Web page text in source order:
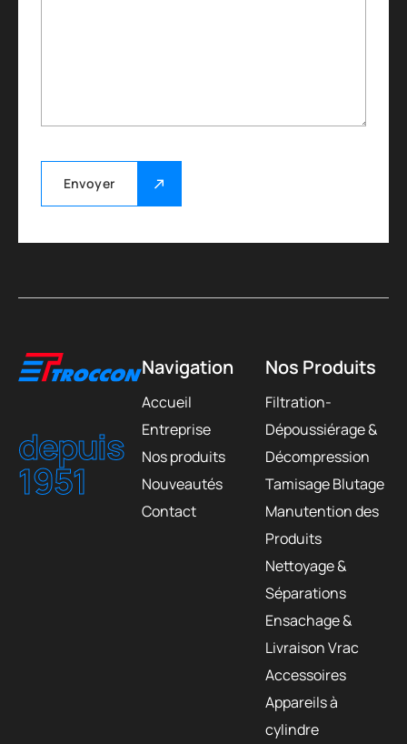
Envoyer
depuis
1951
Navigation
Accueil
Entreprise
Nos produits
Nouveautés
Contact
Nos Produits
Filtration-
Dépoussiérage &
Décompression
Tamisage Blutage
Manutention des
Produits
Nettoyage &
Séparations
Ensachage &
Livraison Vrac
Accessoires
Appareils à
cylindre